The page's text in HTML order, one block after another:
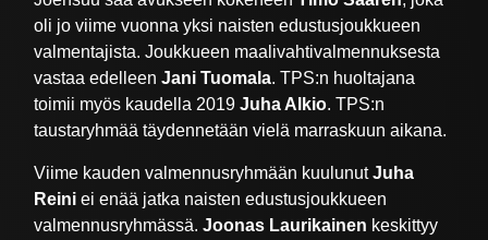
oli jo viime vuonna yksi naisten edustusjoukkueen
valmentajista. Joukkueen maalivahtivalmennuksesta
vastaa edelleenJani Tuomala. TPS:n huoltajana
toimii myös kaudella 2019Juha Alkio. TPS:n
taustaryhmää täydennetään vielä marraskuun aikana.
Viime kauden valmennusryhmään kuulunutJuha
Reini ei enää jatka naisten edustusjoukkueen
valmennusryhmässä.Joonas Laurikainen keskittyy